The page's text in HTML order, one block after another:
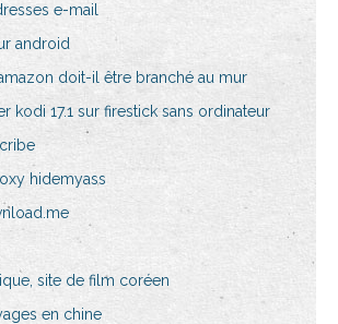
e-mail
android
doit-il être branché au mur
kodi 17.1 sur firestick sans ordinateur
hidemyass
site de film coréen
en chine